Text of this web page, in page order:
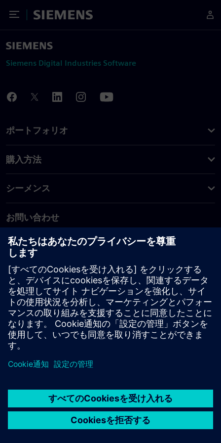
Toggle Menu
Siemens
Siemens Digital Industries Software
ポートフォリオ
購入方法
シーメンス
お問い合わせ
PLM製品のお問い合わせ
EDA製品のお問い合わせ
世界各地の事業拠点
サポート・センター
ご意見・ご要望
違法コピーの連絡先
© Siemens2026
タル・ミレニアム著作権法 (DMCA)
内部通報